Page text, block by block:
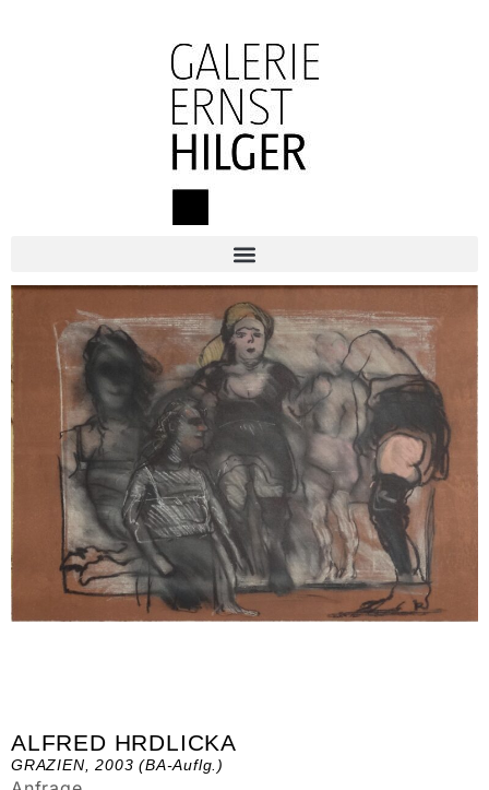
ALFRED HRDLICKA
GRAZIEN, 2003 (BA-Auflg.)